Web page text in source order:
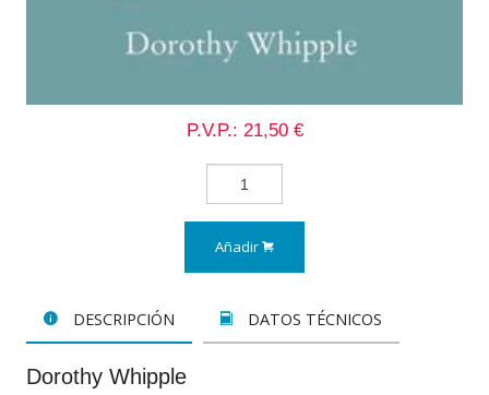
P.V.P.: 21,50 €
Añadir
DESCRIPCIÓN DATOS TÉCNICOS
Dorothy Whipple